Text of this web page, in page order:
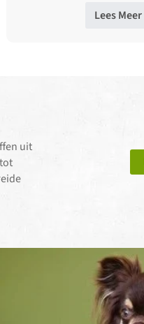
Lees Meer
uit